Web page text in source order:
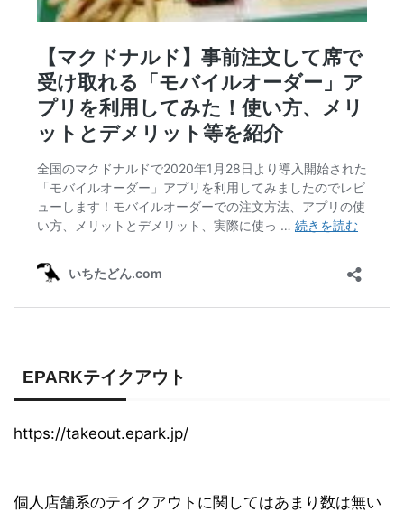
EPARKテイクアウト
https://takeout.epark.jp/
個人店舗系のテイクアウトに関してはあまり数は無い